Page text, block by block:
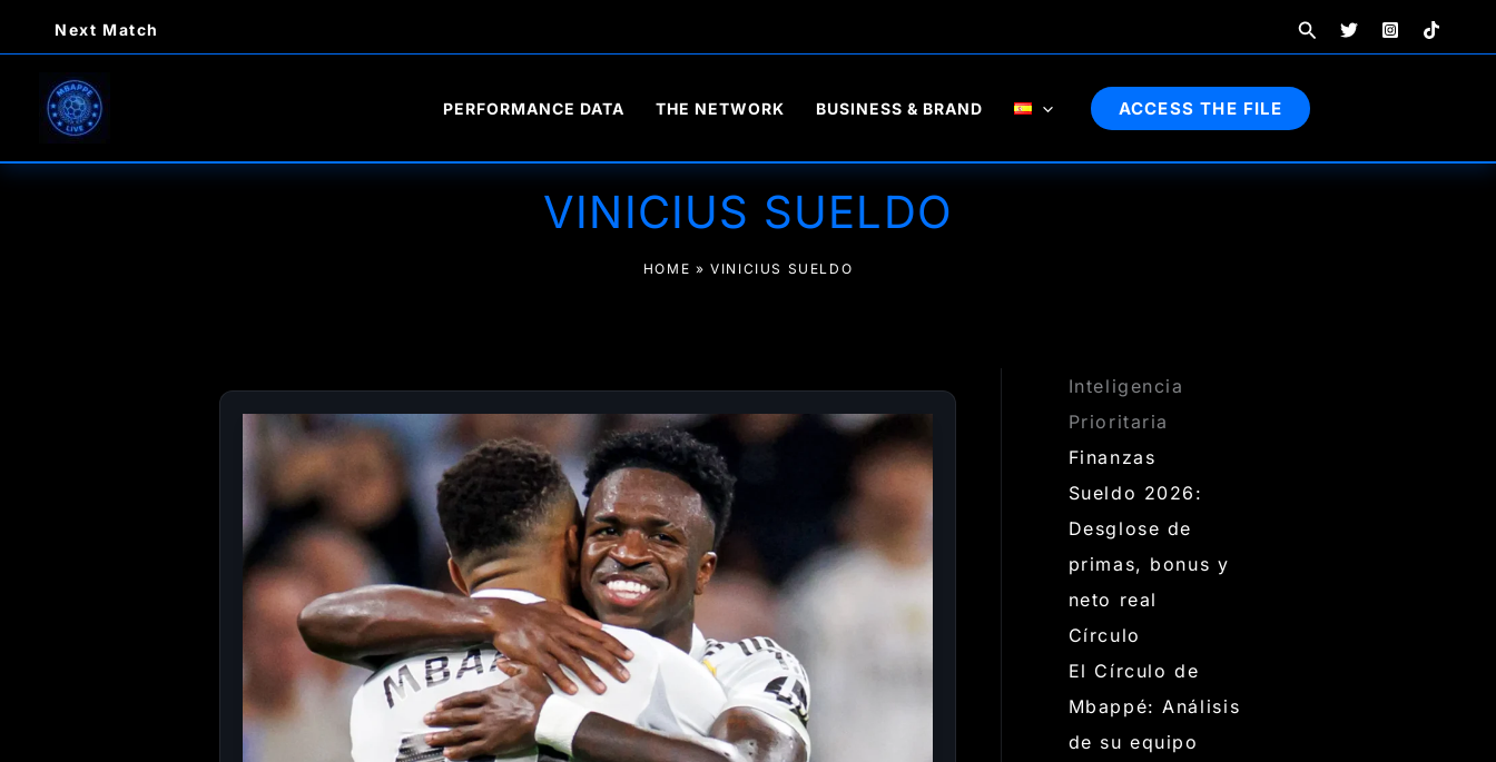
contenido
Next Match Buscar
PERFORMANCE DATA THE NETWORK BUSINESS & BRAND ACCESS THE FILE
VINICIUS SUELDO
HOME »VINICIUS SUELDO
Inteligencia
Prioritaria
Finanzas
Sueldo 2026:
Desglose de
primas, bonus y
neto real
Círculo
El Círculo de
Mbappé: Análisis
de su equipo